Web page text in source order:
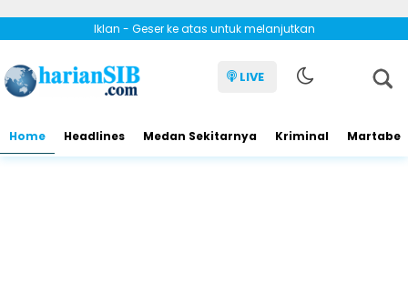
Iklan - Geser ke atas untuk melanjutkan
LIVE
Home Headlines Medan Sekitarnya Kriminal Martabe